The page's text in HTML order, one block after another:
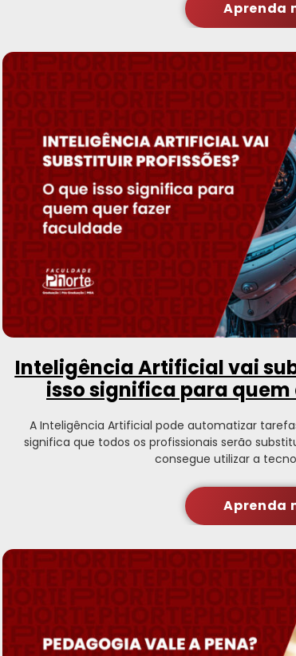
Aprenda
Inteligência Artificial vai
isso significa para
A Inteligência Artificial pode automatizar
significa que todos os profissionais serão
consegue utilizar a
Aprenda